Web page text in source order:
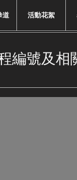
道 活動花絮
編號及相